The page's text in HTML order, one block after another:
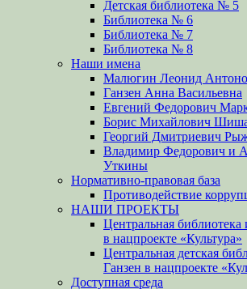
Детская библиотека № 5
Библиотека № 6
Библиотека № 7
Библиотека № 8
Наши имена
Малюгин Леонид
Ганзен Анна Васильевна
Евгений Федорович
Борис Михайлович
Георгий Дмитриевич
Владимир Федорович и
Уткины
Нормативно-правовая база
Противодействие
НАШИ ПРОЕКТЫ
Центральная
в нацпроекте «Культура»
Центральная детская
Ганзен в нацпроекте
Доступная среда